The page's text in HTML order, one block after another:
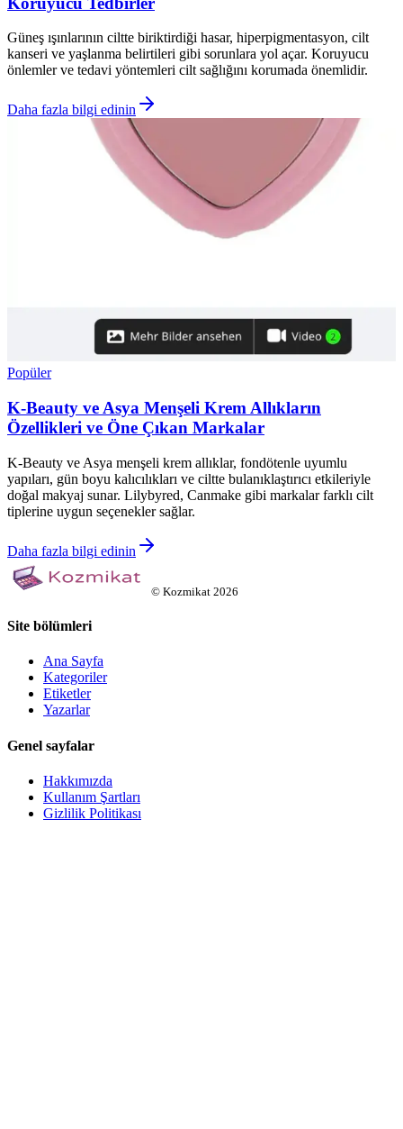
Güneş ışınlarının ciltte biriktirdiği hasar, hiperpigmentasyon, cilt
kanseri ve yaşlanma belirtileri gibi sorunlara yol açar. Koruyucu
önlemler ve tedavi yöntemleri cilt sağlığını korumada önemlidir.
Daha fazla bilgi edinin
Popüler
K-Beauty ve Asya Menşeli Krem Allıkların
Özellikleri ve Öne Çıkan Markalar
K-Beauty ve Asya menşeli krem allıklar, fondötenle uyumlu
yapıları, gün boyu kalıcılıkları ve ciltte bulanıklaştırıcı etkileriyle
doğal makyaj sunar. Lilybyred, Canmake gibi markalar farklı cilt
tiplerine uygun seçenekler sağlar.
Daha fazla bilgi edinin
© Kozmikat 2026
Site bölümleri
Ana Sayfa
Kategoriler
Etiketler
Yazarlar
Genel sayfalar
Hakkımızda
Kullanım Şartları
Gizlilik Politikası